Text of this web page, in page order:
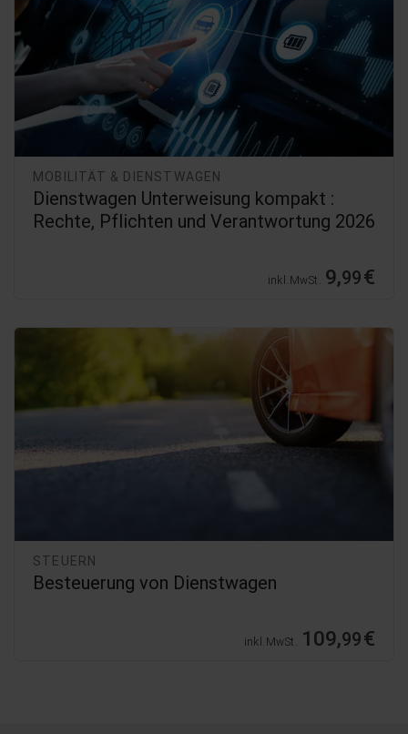
MOBILITÄT & DIENSTWAGEN
Dienstwagen Unterweisung kompakt :
Rechte, Pflichten und Verantwortung 2026
inkl. MwSt. 9,99€
STEUERN
Besteuerung von Dienstwagen
inkl. MwSt. 109,99€